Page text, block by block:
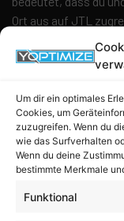
Um dir ein optimales
Cookies, um
zuzugreifen. Wenn du
wie das Surfverhalten
Wenn du deine
bestimmte Merkmale
Funktional
Ort aus auf JTL
Büro, im Lager oder
Du kannst deine
Cloud-Service
weiterverwenden.
Vergiss
dank
Server-